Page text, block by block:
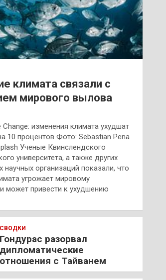
климата связали с
мирового вылова
Change: изменения климата ухудшат
10 процентов Фото: Sebastian Pena
Ученые Квинслендского
университета, а также других
научных организаций показали, что
угрожает мировому
может привести к ухудшению
СВОДКИ
Гондурас разорвал
дипломатические
отношения с Тайванем